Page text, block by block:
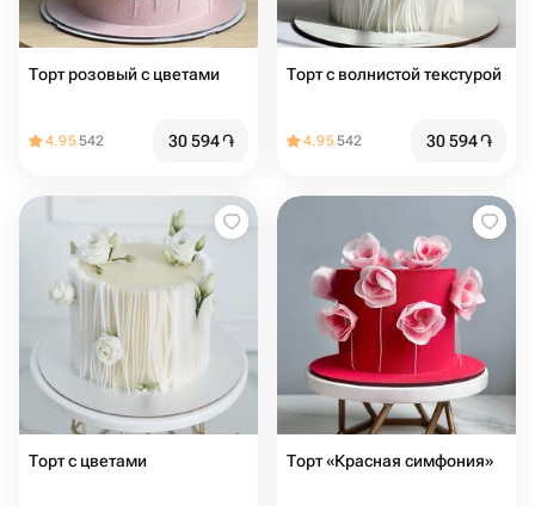
Торт розовый с цветами
4.95542 30 594֏
Торт с волнистой текстурой
4.95542 30 594֏
Торт с цветами Торт «Красная симфония»